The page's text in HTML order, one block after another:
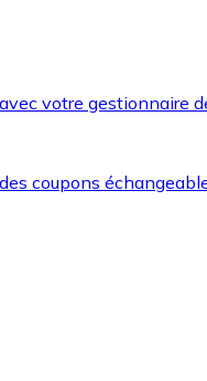
votre gestionnaire
coupons